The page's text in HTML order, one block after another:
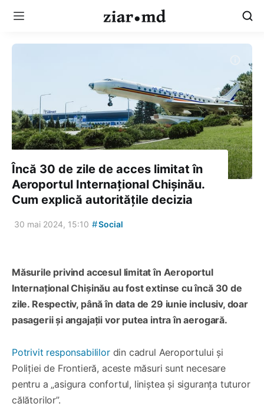
Încă 30 de zile de acces limitat în
Aeroportul Internațional Chișinău.
Cum explică autoritățile decizia
30 mai 2024, 15:10 #Social
Măsurile privind accesul limitat în Aeroportul
Internațional Chișinău au fost extinse cu încă 30 de
zile. Respectiv, până în data de 29 iunie inclusiv, doar
pasagerii și angajații vor putea intra în aerogară.
Potrivit responsabililordin cadrul Aeroportului și
Poliției de Frontieră, aceste măsuri sunt necesare
pentru a „asigura confortul, liniștea și siguranța tuturor
călătorilor”.